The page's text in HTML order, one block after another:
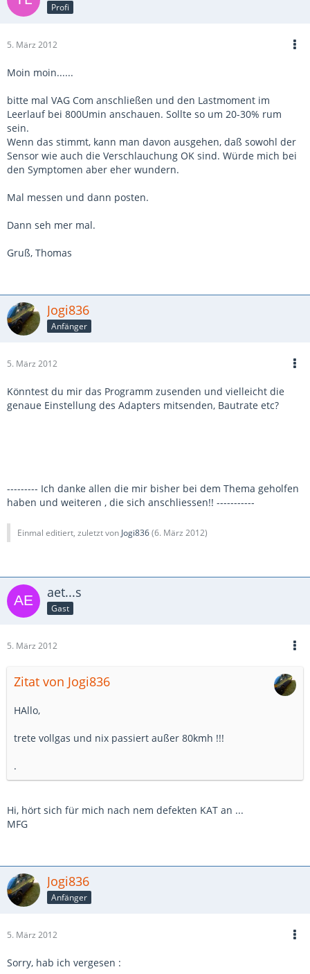
Profi
5. März 2012
Moin moin......
bitte mal VAG Com anschließen und den Lastmoment im
Leerlauf bei 800Umin anschauen. Sollte so um 20-30% rum
sein.
Wenn das stimmt, kann man davon ausgehen, daß sowohl der
Sensor wie auch die Verschlauchung OK sind. Würde mich bei
den Symptomen aber eher wundern.
Mal messen und dann posten.
Dann seh mer mal.
Gruß, Thomas
Jogi836
Anfänger
5. März 2012
Könntest du mir das Programm zusenden und vielleicht die
genaue Einstellung des Adapters mitsenden, Bautrate etc?
--------- Ich danke allen die mir bisher bei dem Thema geholfen
haben und weiteren , die sich anschliessen!! -----------
Einmal editiert, zuletzt von Jogi836(6. März 2012)
aet...s
Gast
5. März 2012
Zitat von Jogi836
HAllo,
trete vollgas und nix passiert außer 80kmh !!!
.
Hi, hört sich für mich nach nem defekten KAT an ...
MFG
Jogi836
Anfänger
5. März 2012
Sorry, hab ich vergesen :